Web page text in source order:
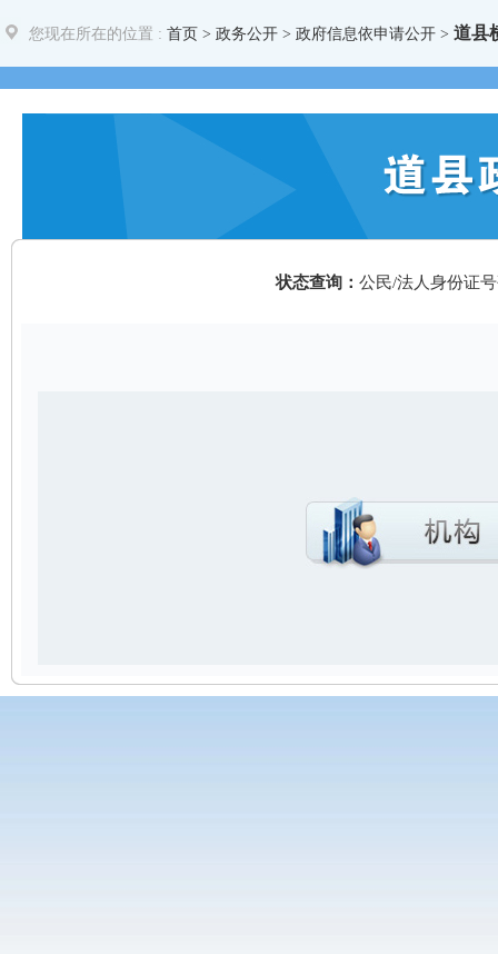
您现在所在的位置 : 首页 > 政务公开 > 政府信息依申请公开 > 道县
状态查询： 公民/法人身份证